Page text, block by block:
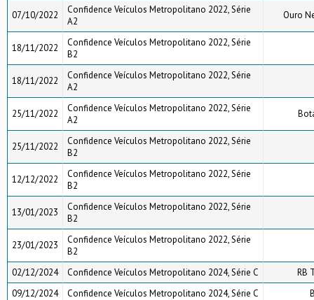
07/10/2022
Confidence Veículos Metropolitano 2022, Série
A2
Ouro
18/11/2022
Confidence Veículos Metropolitano 2022, Série
B2
18/11/2022
Confidence Veículos Metropolitano 2022, Série
A2
25/11/2022
Confidence Veículos Metropolitano 2022, Série
A2
25/11/2022
Confidence Veículos Metropolitano 2022, Série
B2
12/12/2022
Confidence Veículos Metropolitano 2022, Série
B2
13/01/2023
Confidence Veículos Metropolitano 2022, Série
B2
23/01/2023
Confidence Veículos Metropolitano 2022, Série
B2
02/12/2024
Confidence Veículos Metropolitano 2024, Série C
RB
09/12/2024
Confidence Veículos Metropolitano 2024, Série C